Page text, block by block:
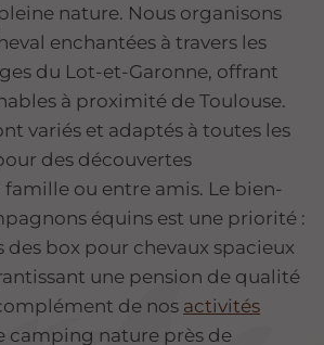
nature. Nous organisons
enchantées à travers les
du Lot-et-Garonne, offrant
à proximité de Toulouse.
variés et adaptés à toutes les
des découvertes
ou entre amis. Le bien-
équins est une priorité :
des box pour chevaux spacieux
une pension de qualité
de nos activités
camping nature près de